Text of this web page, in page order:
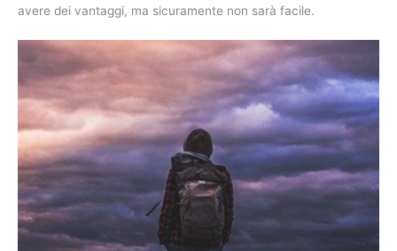
avere dei vantaggi, ma sicuramente non sarà facile.